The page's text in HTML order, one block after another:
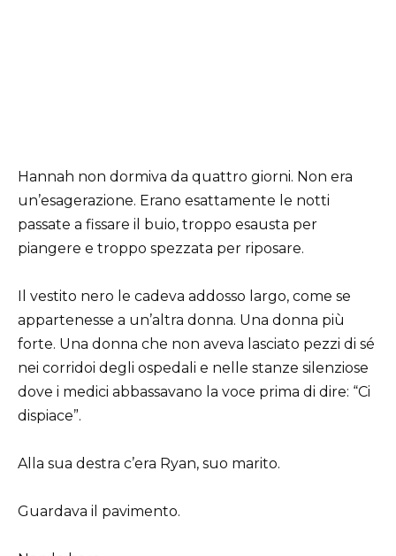
Hannah non dormiva da quattro giorni. Non era
un’esagerazione. Erano esattamente le notti
passate a fissare il buio, troppo esausta per
piangere e troppo spezzata per riposare.
Il vestito nero le cadeva addosso largo, come se
appartenesse a un’altra donna. Una donna più
forte. Una donna che non aveva lasciato pezzi di sé
nei corridoi degli ospedali e nelle stanze silenziose
dove i medici abbassavano la voce prima di dire: “Ci
dispiace”.
Alla sua destra c’era Ryan, suo marito.
Guardava il pavimento.